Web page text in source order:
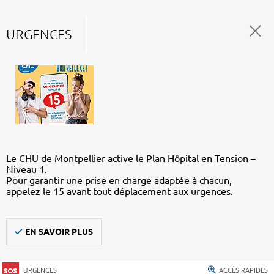
URGENCES
Le CHU de Montpellier active le Plan Hôpital en Tension –
Niveau 1.
Pour garantir une prise en charge adaptée à chacun,
appelez le 15 avant tout déplacement aux urgences.
EN SAVOIR PLUS
URGENCES ACCÈS RAPIDES